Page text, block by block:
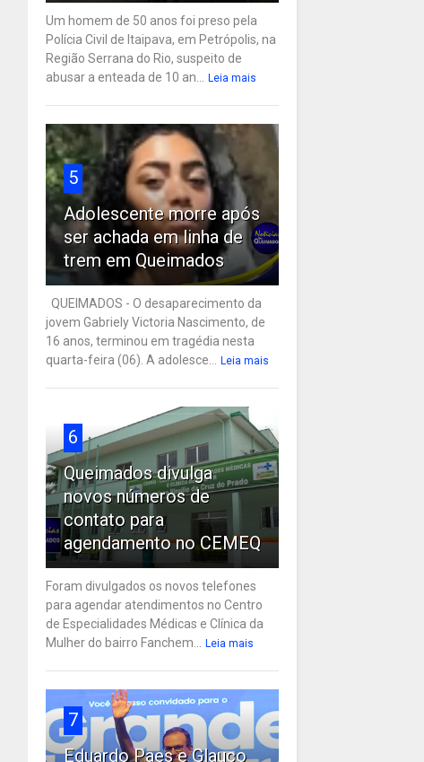
Um homem de 50 anos foi preso pela
Polícia Civil de Itaipava, em Petrópolis, na
Região Serrana do Rio, suspeito de
abusar a enteada de 10 an...
Leia mais
5
Adolescente morre após
ser achada em linha de
trem em Queimados
QUEIMADOS - O desaparecimento da
jovem Gabriely Victoria Nascimento, de
16 anos, terminou em tragédia nesta
quarta-feira (06). A adolesce...
Leia mais
6
Queimados divulga
novos números de
contato para
agendamento no CEMEQ
Foram divulgados os novos telefones
para agendar atendimentos no Centro
de Especialidades Médicas e Clínica da
Mulher do bairro Fanchem...
Leia mais
7
Eduardo Paes e Glauco